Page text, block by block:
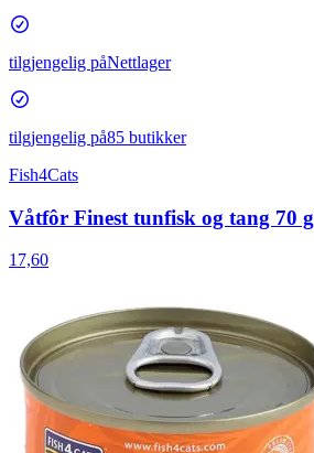
tilgjengelig påNettlager
tilgjengelig på85 butikker
Fish4Cats
Våtfôr Finest tunfisk og tang 70 g
17,60